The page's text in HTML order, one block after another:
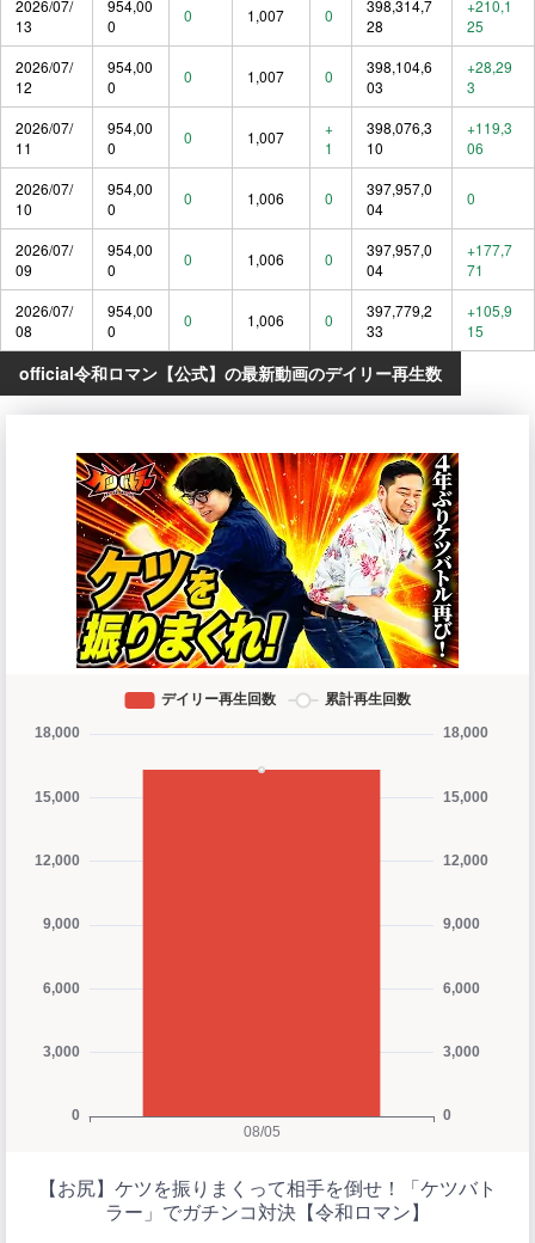
2026/07/
13
954,00
0
0 1,007 0
398,314,7
28
+210,1
25
2026/07/
12
954,00
0
0 1,007 0
398,104,6
03
+28,29
3
2026/07/
11
954,00
0
0 1,007
+
1
398,076,3
10
+119,3
06
2026/07/
10
954,00
0
0 1,006 0
397,957,0
04
0
2026/07/
09
954,00
0
0 1,006 0
397,957,0
04
+177,7
71
2026/07/
08
954,00
0
0 1,006 0
397,779,2
33
+105,9
15
official令和ロマン【公式】の最新動画のデイリー再生数
【お尻】ケツを振りまくって相手を倒せ！「ケツバト
ラー」でガチンコ対決【令和ロマン】